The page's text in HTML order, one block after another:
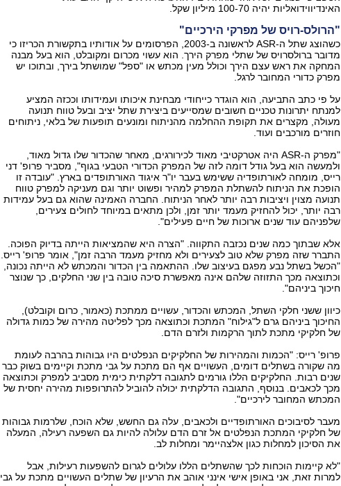
האינדיווידואליות יהיה ‭100-70‬ מיליון שקל.
"הרולס-רויס של מפרקי הירכיים"
כשהוצג שתל ה‭ASR-‬ לראשונה ב‭,2003-‬ הפרסומים על אודותיו בתקשורת הכריזו כי
מדובר ברולסרויס של שתלי מפרק הירך. הוא עשוי מכרום ומקובלט, הוא בעל מבנה
המחקה את ראש עצם הירך וכולל מעין מכתש או "ספל" שמושתל בירך, ובתוכו יש
מפרק כדורי המחובר לרגל.
על פי כתב התביעה, הוא הוגדר כייחודי מבחינת איכותו ועמידותו וככזה המציע
למנתח יתרונות טכניים חשובים שמסייעים ביצירת שתל יציב ובעל טווח תנועה
מעולה, מקצרים את תקופת ההחלמה מהניתוח ומונעים תופעות של בלאי, ניתוחים
חוזרים מורכבים ועוד.
"מפרק ה‭ASR-‬ היה אטרקטיבי מאוד לכירורגים, מאחר שהכדור שלו גדול מאוד,
ולמעשה הוא בעל גודל דומה לזה של המפרק הכדורי הטבעי בגוף‭,"‬ מסביר פרופ' דני
רייס, מומחה לאורתופדיה ששימש בעבר יו"ר איגוד האורתופדים בארץ. "עובדה זו
הופכת את הניתוח להשתלת המפרק למהיר ופשוט יותר וגם מעניקה למפרק טווח
תנועה מצוין ויציבות רבה יותר לאחר הניתוח. החברה האמינה שהוא גם בעל עמידות
רבה יותר, יכול להחזיק מעמד יותר זמן, ולכן מתאים במיוחד לחולים צעירים,
שלפניהם עוד שנים ארוכות של חיים פעילים‭."‬
אלא שבתוך כמה שנים נכזבה התקווה. "הצרה היא שהמציאות הייתה בדיוק הפוכה.
התברר שזה מפרק שלא טוב לצעירים ולא מחזיק מעמד הרבה זמן‭,"‬ אומר פרופ' רייס.
"הכשל בשתל נבע מפגם בעיצוב שלו. ההתאמה בין הכדור והמכתש לא הייתה נכונה,
וכתוצאה מכך התזוזה שלהם אינה מאפשרת סיכה טובה בין שני החלקים, כך שנוצר
חיכוך ביניהם‭."‬
החיכוך ביניהם גרם ל"גילוח" המתכת וכתוצאה מכך לפליטה מהירה של כמות גדולה
של חלקיקי מתכת לתוך הרקמות ולזרם הדם.
פרופ' רייס: "הכמות והמהירות של החלקיקים הנפלטים היו גבוהות בהרבה לעומת
מה שקורה בשתלים דומים, העשויים אף הם מתכת על גבי מתכת וקיימים בשוק כבר
שנים רבות. החלקיקים הללו גורמים לתגובה דלקתית כימית מסביב למפרק וכתוצאה
מכך לכאבים. בנוסף, התגובה הדלקתית יכולה להוביל להתרופפות מהירה יחסית של
המכתש המחובר לירכיים".
מעבר לסיבוכים האורתופדיים ולכאבים, עלה גם החשש, שלא הוכח, שלרמות גבוהות
של חלקיקי המתכת הנפלטים אל זרם הדם עלולה להיות גם השפעה רעילה, המעלה
את הסיכון למחלות כגון אלצהיימר ומחלות לב.
"לא קיימות הוכחות לכך שהשתלים הללו עלולים לגרום להשפעות רעילות, אבל
למרות זאת, אני באופן אישי אינני אוהב את הרעיון של שתלים העשויים מתכת על גבי